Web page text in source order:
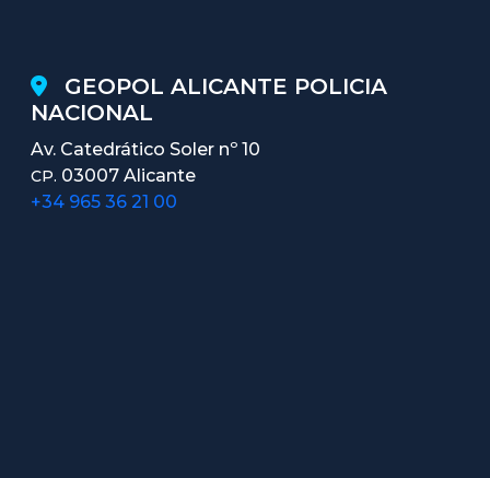
GEOPOL ALICANTE POLICIA
NACIONAL
Av. Catedrático Soler nº 10
CP. 03007 Alicante
+34 965 36 21 00